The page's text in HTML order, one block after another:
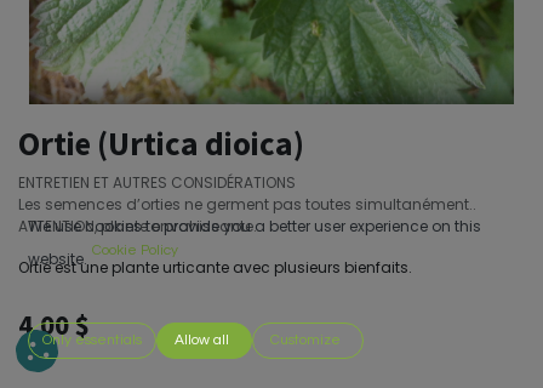
Ortie (Urtica dioica)
ENTRETIEN ET AUTRES CONSIDÉRATIONS
Les semences d’orties ne germent pas toutes simultanément..
ATTENTION, plante envahissante.
Ortie est une plante urticante avec plusieurs bienfaits.
4,00$
We use cookies to provide you a better user experience on this
website. Cookie Policy
Only essentials Allow all Customize